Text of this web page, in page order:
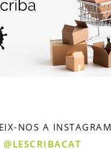
NOS A INSTAGRAM
@LESCRIBACAT